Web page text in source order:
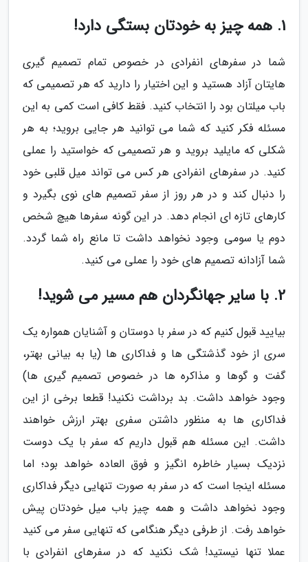
1. همه چیز به خودتان بستگی دارد!
شما در سفرهای انفرادی در خصوص تمام تصمیم گیری
هایتان آزاد هستید و این اختیار را دارید که هر تصمیمی که
باب میلتان بود را انتخاب کنید. فقط کافی است کمی به این
مسئله فکر کنید که شما می توانید هر جایی بروید؛ به هر
شکلی که مایلید بروید و هر تصمیمی که خواستید را عملی
کنید. در سفرهای انفرادی هر کس می تواند میل قلبی خود
را دنبال کند و در هر روز از سفر تصمیم های نوی بگیرد و
کارهای تازه ای انجام دهد. در این گونه سفرها هیچ شخص
دوم یا سومی وجود نخواهد داشت تا مانع راه شما گردد.
شما آزادانه تصمیم های خود را عملی می کنید.
2. با سایر جهانگردان هم مسیر می شوید!
بیایید قبول کنیم که در سفر با دوستان و آشنایان همواره یک
سری از خود گذشتگی ها و فداکاری ها (یا به بیانی بهتر،
گفت و گوها و مذاکره ها در خصوص تصمیم گیری ها)
وجود خواهد داشت. بد برداشت نکنید! قطعا برخی از این
فداکاری ها به منظور داشتن سفری بهتر ارزش خواهند
داشت. این مسئله هم قبول داریم که سفر با یک دوست
نزدیک بسیار خاطره انگیز و فوق العاده خواهد بود؛ اما
مسئله اینجا است که در سفر به صورت تنهایی دیگر فداکاری
وجود نخواهد داشت و همه چیز باب میل خودتان پیش
خواهد رفت. از طرفی دیگر هنگامی که تنهایی سفر می کنید
عملا تنها نیستید! شک نکنید که در سفرهای انفرادی با